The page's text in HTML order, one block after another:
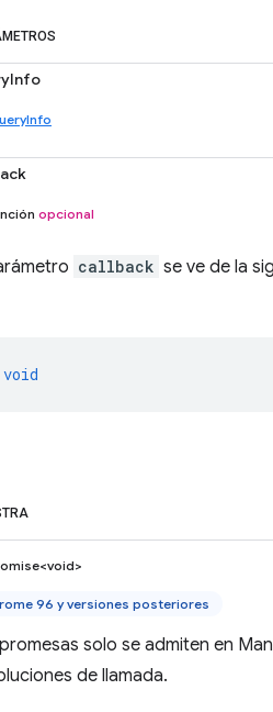
opcional
callback se ve de la
void
96 y versiones posteriores
solo se admiten en
de llamada.